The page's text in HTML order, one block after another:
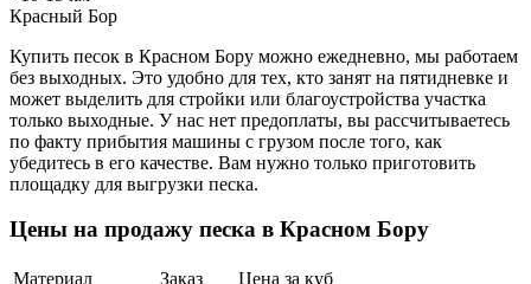
Красный Бор
Купить песок в Красном Бору можно ежедневно, мы работаем
без выходных. Это удобно для тех, кто занят на пятидневке и
может выделить для стройки или благоустройства участка
только выходные. У нас нет предоплаты, вы рассчитываетесь
по факту прибытия машины с грузом после того, как
убедитесь в его качестве. Вам нужно только приготовить
площадку для выгрузки песка.
Цены на продажу песка в Красном Бору
Материал Заказ
Цена за куб